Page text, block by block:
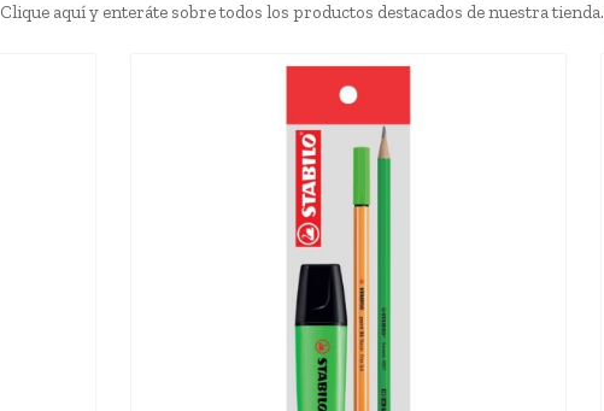
Clique aquí y enteráte sobre todos los productos destacados de nuestra tienda.